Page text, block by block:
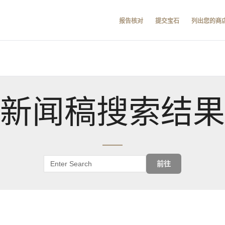
报告核对 提交宝石 列出您的商
新闻稿搜索结果
前往